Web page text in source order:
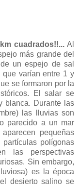
cuadrados!!... Al
más grande del
un espejo de sal
que varían entre 1 y
se formaron por la
El salar se
blanca. Durante las
las lluvias son
parecido a un mar
pequeñas
polígonas
las perspectivas
Sin embargo,
es la época
desierto salino se